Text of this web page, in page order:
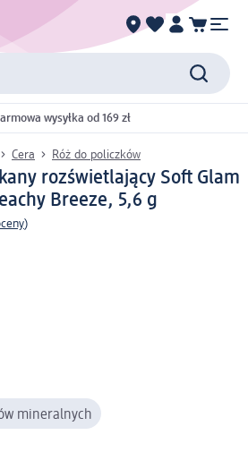
wysyłka od 169 zł
Cera Róż do policzków
rozświetlający Soft Glam
Breeze, 5,6 g
)
mineralnych